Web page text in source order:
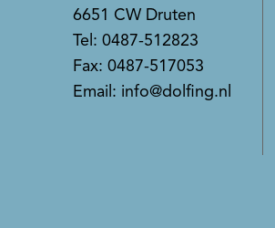
6651 CW Druten
Tel: 0487-512823
Fax: 0487-517053
Email: info@dolfing.nl